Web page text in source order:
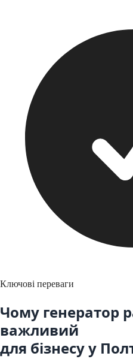
Ключові переваги
Чому генератор
важливий
для бізнесу у